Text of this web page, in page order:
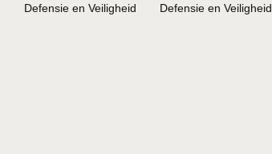
Defensie en Veiligheid
Defensie en Veiligheid